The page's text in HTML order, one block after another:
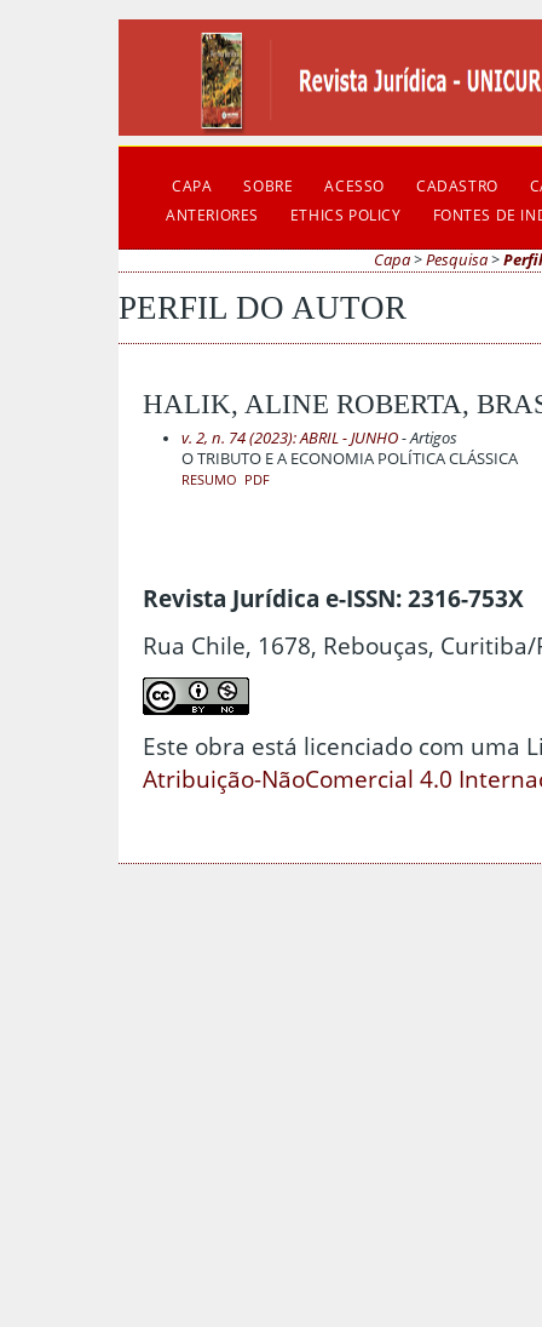
CAPA SOBRE ACESSO CADASTRO
ANTERIORES
ETHICS POLICY FONTES DE
Capa>Pesquisa>
PERFIL DO AUTOR
HALIK, ALINE ROBERTA,
v. 2, n. 74 (2023): ABRIL - JUNHO- Artigos
O TRIBUTO E A ECONOMIA POLÍTICA CLÁSSICA
RESUMO PDF
Revista Jurídica e-ISSN: 2316-753X
Rua Chile, 1678, Rebouças, Curitiba/
Este obra está licenciado com uma
Atribuição-NãoComercial 4.0